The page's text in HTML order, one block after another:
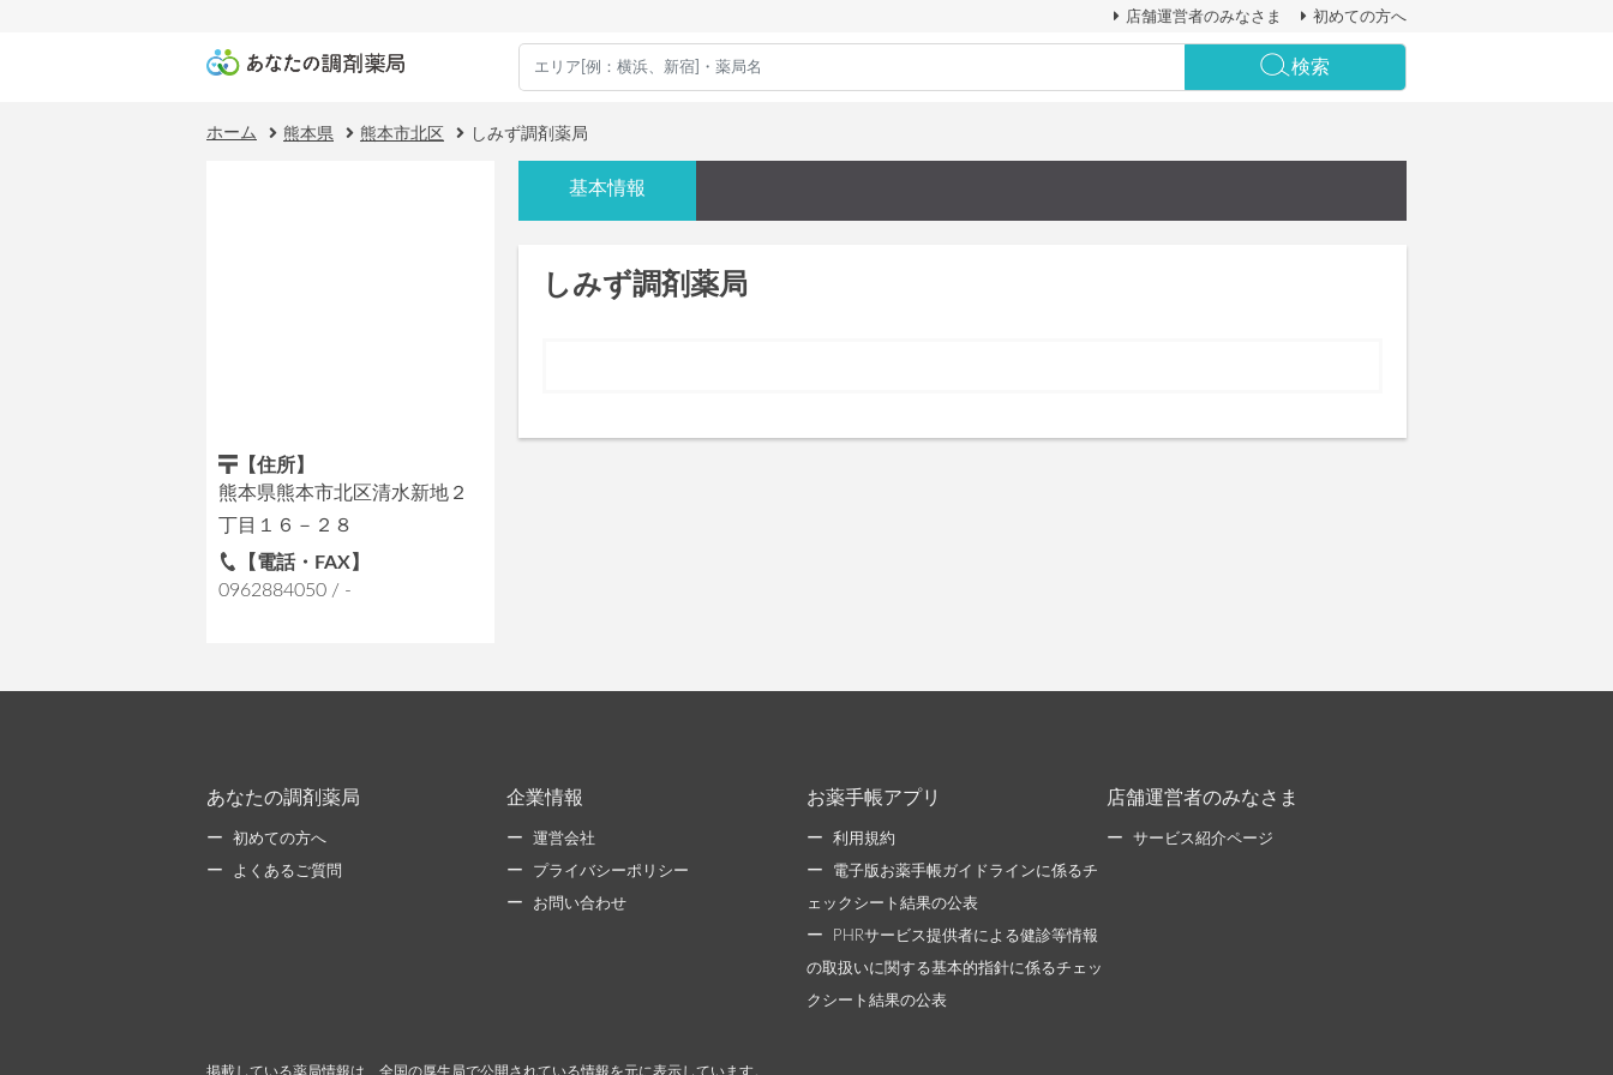
店舗運営者のみなさま 初めての方へ
検索
ホーム 熊本県 熊本市北区 しみず調剤薬局
【住所】
熊本県熊本市北区清水新地２
丁目１６－２８
【電話・FAX】
0962884050 / -
基本情報
しみず調剤薬局
あなたの調剤薬局
初めての方へ
よくあるご質問
企業情報
運営会社
プライバシーポリシー
お問い合わせ
お薬手帳アプリ
利用規約
電子版お薬手帳ガイドラインに係るチ
ェックシート結果の公表
PHRサービス提供者による健診等情報
の取扱いに関する基本的指針に係るチェッ
クシート結果の公表
店舗運営者のみなさま
サービス紹介ページ
掲載している薬局情報は、全国の厚生局で公開されている情報を元に表示しています。